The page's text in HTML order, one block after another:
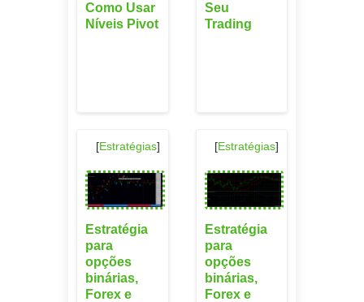
Como Usar
Níveis Pivot
Seu
Trading
[Estratégias]
Estratégia
para
opções
binárias,
Forex e
[Estratégias]
Estratégia
para
opções
binárias,
Forex e